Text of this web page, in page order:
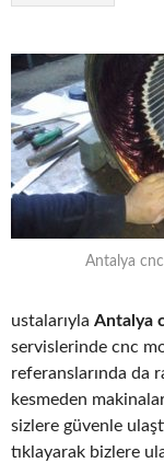
Antalya
ustalarıyla Antalya
servislerinde cnc
referanslarında da
kesmeden
sizlere güvenle
tıklayarak bizlere